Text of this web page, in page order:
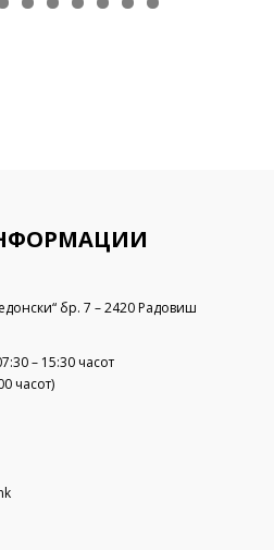
бр. 7 – 2420 Радовиш
– 15:30 часот
часот)